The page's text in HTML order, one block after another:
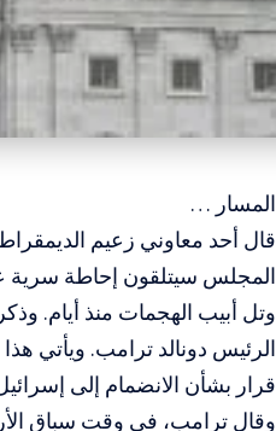
المسار …
قال أحد معاوني زعيم
المجلس سيتلقون إحاطة سرية
وتل أبيب الهجمات منذ أيام.
الرئيس دونالد ترامب. ويأتي
قرار بشأن الانضمام إلى
وقال ترامب، في وقت سباق